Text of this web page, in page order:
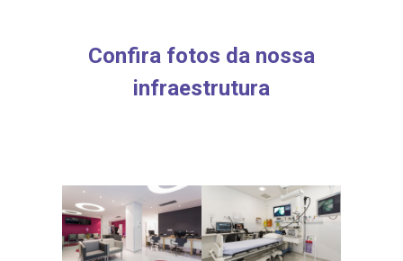
Confira fotos da nossa
infraestrutura